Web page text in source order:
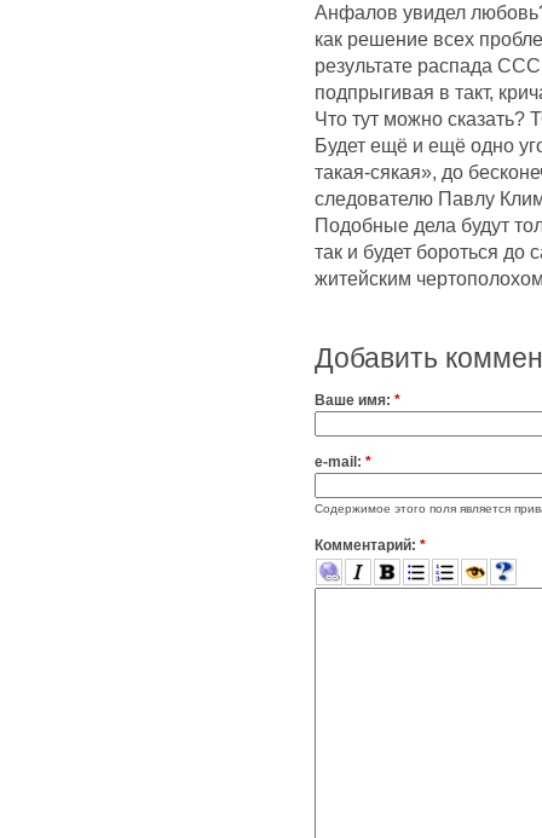
Анфалов увидел
как решение всех
результате распада
подпрыгивая в такт,
Что тут можно
Будет ещё и ещё одно
такая-сякая», до
следователю Павлу
Подобные дела будут
так и будет бороться
житейским
Добавить
Ваше имя: *
e-mail: *
Содержимое этого поля является
Комментарий: *